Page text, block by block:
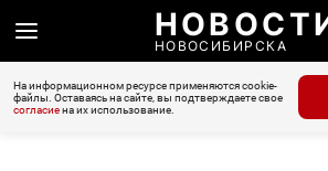
НОВОСИБИРСКА
На информационном ресурсе применяются cookie-
файлы. Оставаясь на сайте, вы подтверждаете свое
согласиена их использование.